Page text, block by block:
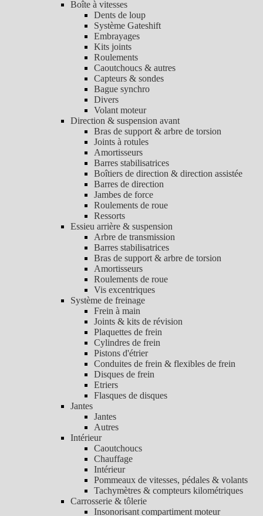
Boîte à vitesses
Dents de loup
Système Gateshift
Embrayages
Kits joints
Roulements
Caoutchoucs & autres
Capteurs & sondes
Bague synchro
Divers
Volant moteur
Direction & suspension avant
Bras de support & arbre de torsion
Joints à rotules
Amortisseurs
Barres stabilisatrices
Boîtiers de direction & direction assistée
Barres de direction
Jambes de force
Roulements de roue
Ressorts
Essieu arrière & suspension
Arbre de transmission
Barres stabilisatrices
Bras de support & arbre de torsion
Amortisseurs
Roulements de roue
Vis excentriques
Système de freinage
Frein à main
Joints & kits de révision
Plaquettes de frein
Cylindres de frein
Pistons d'étrier
Conduites de frein & flexibles de frein
Disques de frein
Etriers
Flasques de disques
Jantes
Jantes
Autres
Intérieur
Caoutchoucs
Chauffage
Intérieur
Pommeaux de vitesses, pédales & volants
Tachymètres & compteurs kilométriques
Carrosserie & tôlerie
Insonorisant compartiment moteur